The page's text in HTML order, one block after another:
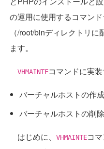
の運用に使用するコマン
（/root/binディレクトリ
ます。
VHMAINTEコマンドに実
バーチャルホストの作成
バーチャルホストの削除
はじめに、 VHMAINTEコ